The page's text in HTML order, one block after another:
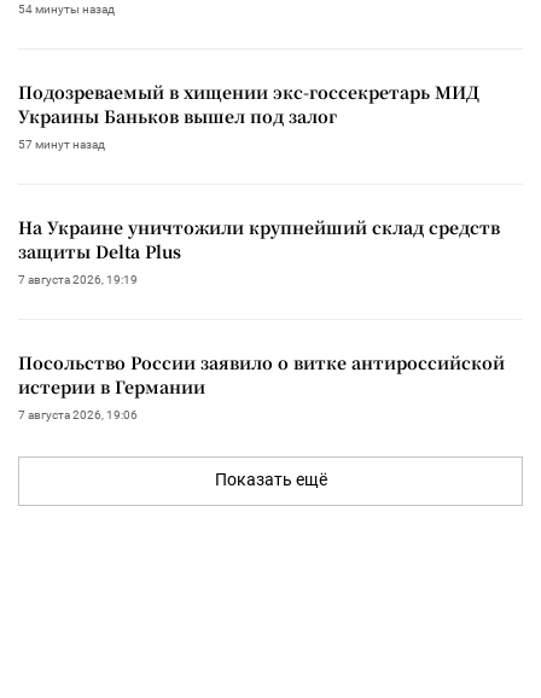
54 минуты назад
Подозреваемый в хищении экс-госсекретарь МИД
Украины Баньков вышел под залог
57 минут назад
На Украине уничтожили крупнейший склад средств
защиты Delta Plus
7 августа 2026, 19:19
Посольство России заявило о витке антироссийской
истерии в Германии
7 августа 2026, 19:06
Показать ещё